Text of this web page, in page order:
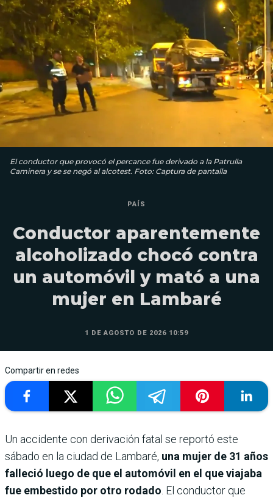
El conductor que provocó el percance fue derivado a la Patrulla
Caminera y se se negó al alcotest. Foto: Captura de pantalla
PAÍS
Conductor aparentemente
alcoholizado chocó contra
un automóvil y mató a una
mujer en Lambaré
1 DE AGOSTO DE 2026 10:59
Compartir en redes
Un accidente con derivación fatal se reportó este
sábado en la ciudad de Lambaré, una mujer de 31 años
falleció luego de que el automóvil en el que viajaba
fue embestido por otro rodado . El conductor que